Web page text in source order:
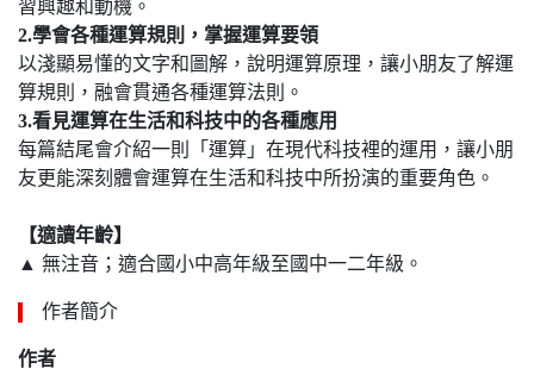
習興趣和動機。
2.學會各種運算規則，掌握運算要領
以淺顯易懂的文字和圖解，說明運算原理，讓小朋友了解運
算規則，融會貫通各種運算法則。
3.看見運算在生活和科技中的各種應用
每篇結尾會介紹一則「運算」在現代科技裡的運用，讓小朋
友更能深刻體會運算在生活和科技中所扮演的重要角色。
【適讀年齡】
▲ 無注音；適合國小中高年級至國中一二年級。
作者簡介
作者